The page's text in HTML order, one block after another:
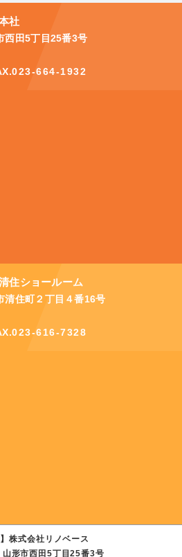
社
田5丁目25番3号
023-664-1932
住ショールーム
住町２丁目４番16号
023-616-7328
】株式会社リノベース
形市西田5丁目25番3号